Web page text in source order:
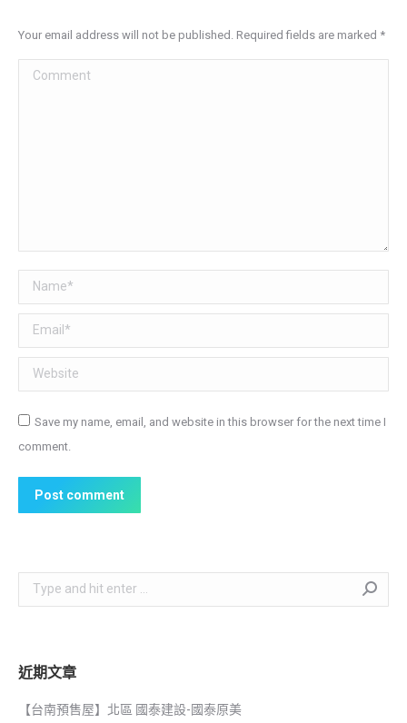
Your email address will not be published. Required fields are marked *
Comment
Name *
Email *
Website
Save my name, email, and website in this browser for the next time I
comment.
Post comment
Search:
近期文章
【台南預售屋】北區 國泰建設-國泰原美